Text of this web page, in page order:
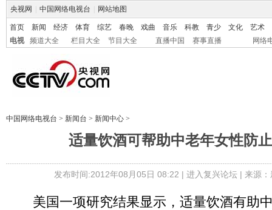
央视网 中国网络电视台 网站地图
首页 新闻 经济 体育 综艺 春晚 戏曲 音乐 科教 青少 文化
艺术
电视
频道大全 栏目大全 节目大全 直播中国 赛事直播 网络
中国网络电视台 > 新闻台 > 新闻中心 >
适量饮酒可帮助中老年女性防
发布时间:2012年08月05日 08:22 | 进入复兴论坛| 来源
美国一项研究结果显示，适量饮酒有助